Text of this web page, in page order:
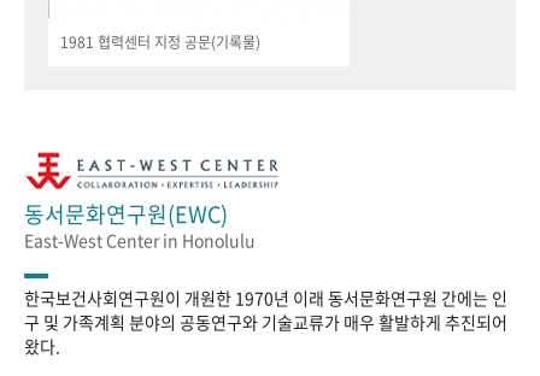
1981 협력센터 지정 공문(기록물)
동서문화연구원(EWC)
East-West Center in Honolulu
한국보건사회연구원이 개원한 1970년 이래 동서문화연구원 간에는 인
구 및 가족계획 분야의 공동연구와 기술교류가 매우 활발하게 추진되어
왔다.